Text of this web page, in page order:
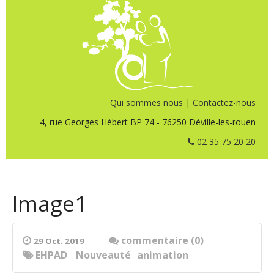
Qui sommes nous | Contactez-nous
4, rue Georges Hébert BP 74 - 76250 Déville-les-rouen
02 35 75 20 20
Image1
29 Oct. 2019
commentaire (0)
animation
EHPAD Nouveauté